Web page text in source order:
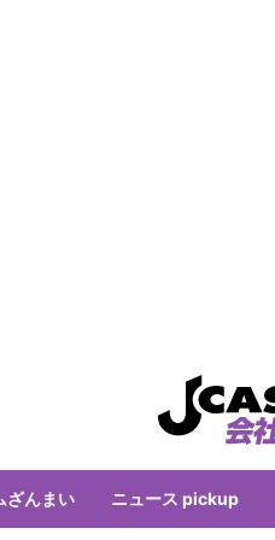
ざんまい ニュース pickup